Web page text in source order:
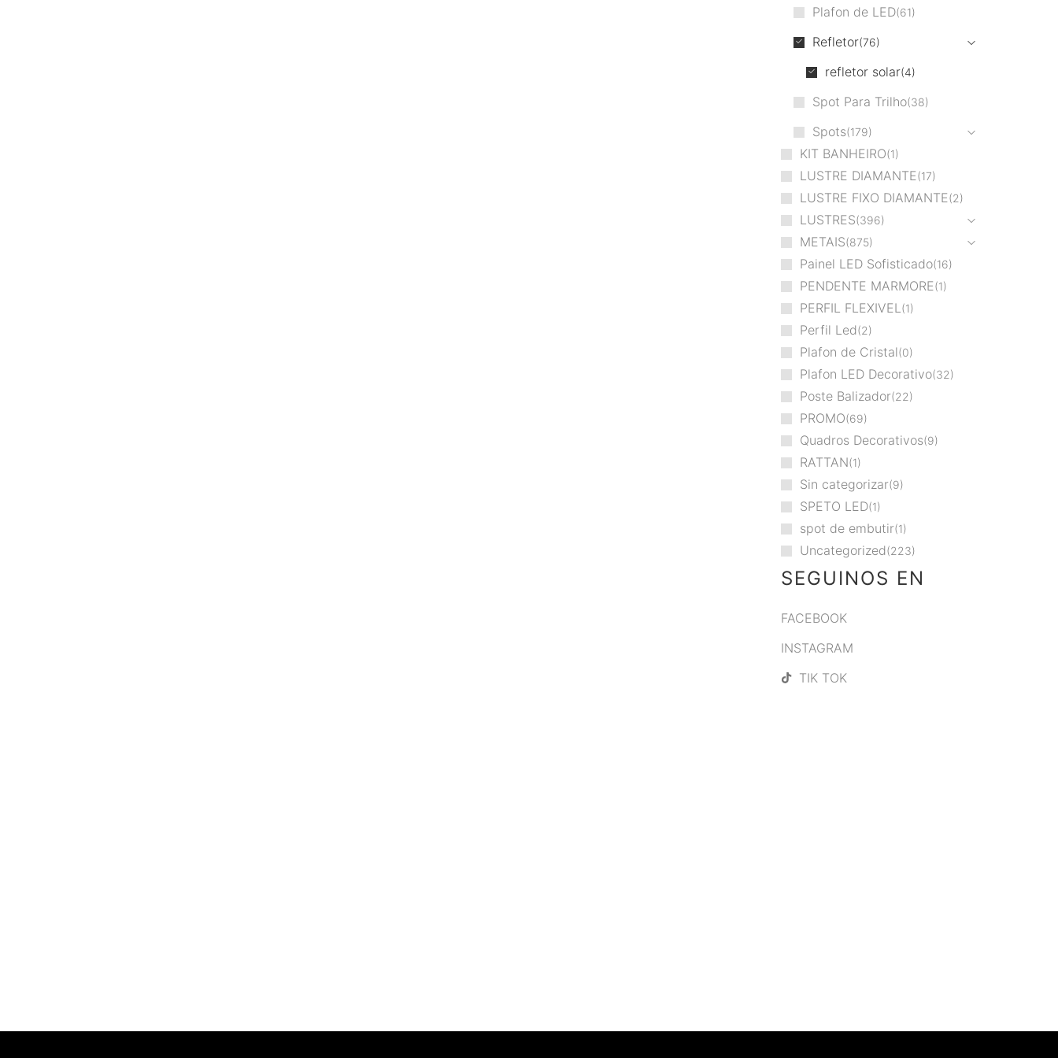
Plafon de LED 61
Refletor 76
refletor solar 4
Spot Para Trilho 38
Spots 179
KIT BANHEIRO 1
LUSTRE DIAMANTE 17
LUSTRE FIXO DIAMANTE 2
LUSTRES 396
METAIS 875
Painel LED Sofisticado 16
PENDENTE MARMORE 1
PERFIL FLEXIVEL 1
Perfil Led 2
Plafon de Cristal 0
Plafon LED Decorativo 32
Poste Balizador 22
PROMO 69
Quadros Decorativos 9
RATTAN 1
Sin categorizar 9
SPETO LED 1
spot de embutir 1
Uncategorized 223
SEGUINOS EN
FACEBOOK
INSTAGRAM
TIK TOK